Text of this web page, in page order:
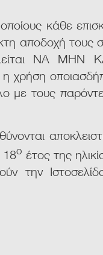
κάθε
αποδοχή τους
ΝΑ
χρήση
με τους
18ο έτος της
την